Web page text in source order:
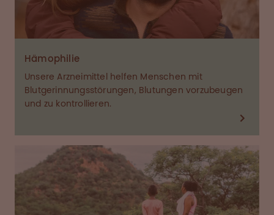
Hämophilie
Unsere Arzneimittel helfen Menschen mit
Blutgerinnungsstörungen, Blutungen vorzubeugen
und zu kontrollieren.